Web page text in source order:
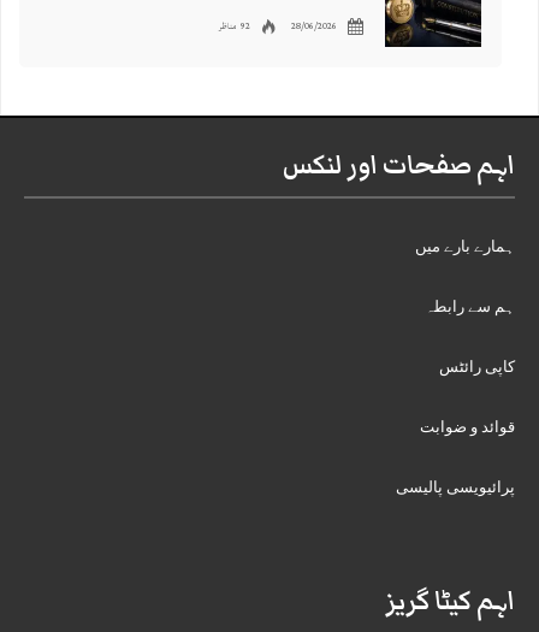
28/06/2026 92 مناظر
اہم صفحات اور لنکس
ہمارے بارے میں
ہم سے رابطہ
کاپی رائٹس
قوائد و ضوابت
پرائیویسی پالیسی
اہم کیٹا گریز